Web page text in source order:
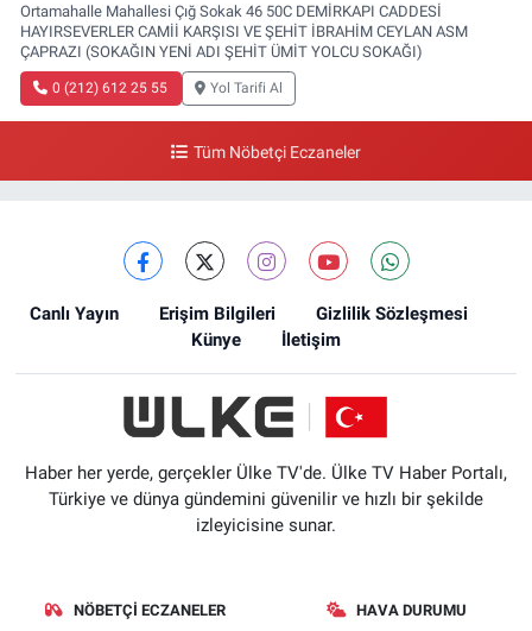
Ortamahalle Mahallesi Çığ Sokak 46 50C DEMİRKAPI CADDESİ
HAYIRSEVERLER CAMİİ KARŞISI VE ŞEHİT İBRAHİM CEYLAN ASM
ÇAPRAZI (SOKAĞIN YENİ ADI ŞEHİT ÜMİT YOLCU SOKAĞI)
0 (212) 612 25 55 Yol Tarifi Al
Tüm Nöbetçi Eczaneler
Canlı Yayın Erişim Bilgileri
Gizlilik Sözleşmesi
Künye
İletişim
Haber her yerde, gerçekler Ülke TV'de. Ülke TV Haber Portalı,
Türkiye ve dünya gündemini güvenilir ve hızlı bir şekilde
izleyicisine sunar.
NÖBETÇI ECZANELER HAVA DURUMU